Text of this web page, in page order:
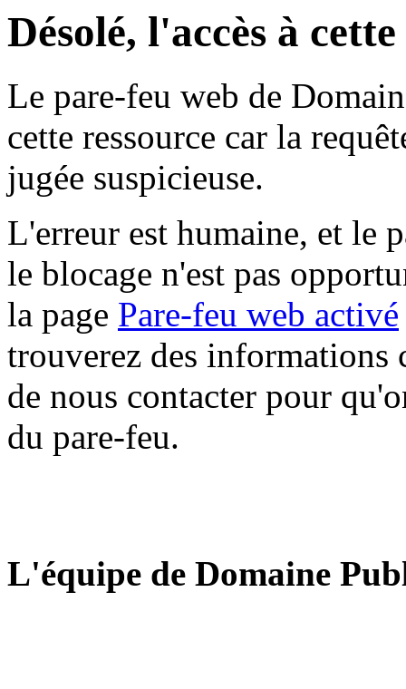
Désolé, l'accès à
Le pare-feu web de
cette ressource car la
jugée suspicieuse.
L'erreur est humaine, et le
le blocage n'est pas
la page Pare-feu web activé
trouverez des informations
de nous contacter pour
du pare-feu.
L'équipe de Domaine